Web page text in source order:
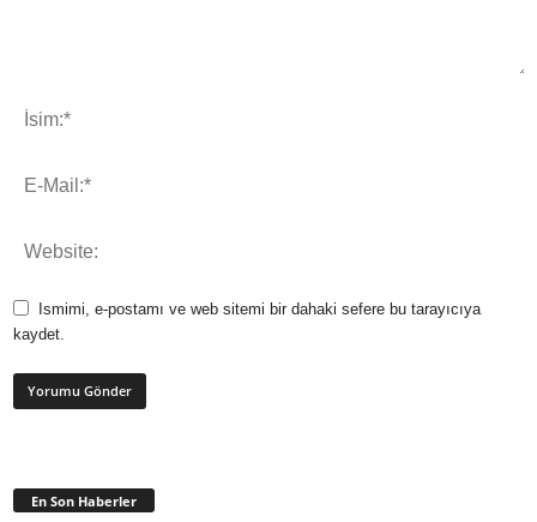
Ismimi, e-postamı ve web sitemi bir dahaki sefere bu tarayıcıya
kaydet.
En Son Haberler